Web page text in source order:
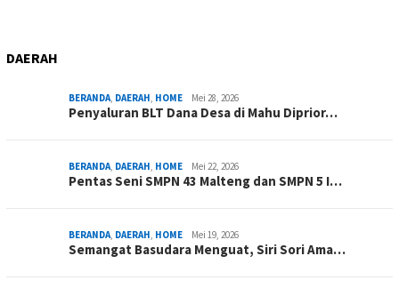
DAERAH
BERANDA, DAERAH, HOME Mei 28, 2026
Penyaluran BLT Dana Desa di Mahu Diprior…
BERANDA, DAERAH, HOME Mei 22, 2026
Pentas Seni SMPN 43 Malteng dan SMPN 5 I…
BERANDA, DAERAH, HOME Mei 19, 2026
Semangat Basudara Menguat, Siri Sori Ama…